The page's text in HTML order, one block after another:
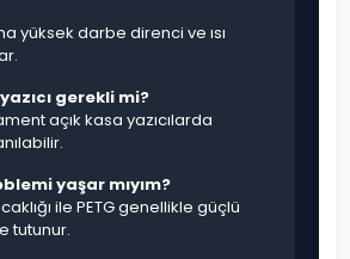
yüksek darbe direnci ve ısı
gerekli mi?
açık kasa yazıcılarda
yaşar mıyım?
ile PETG genellikle güçlü
tutunur.